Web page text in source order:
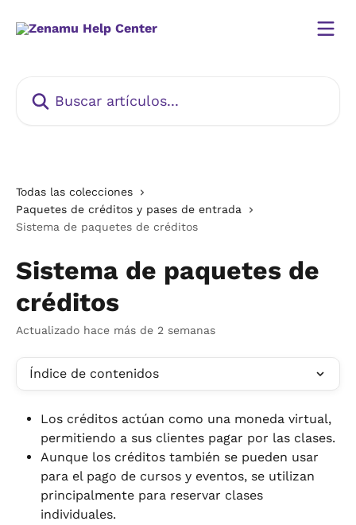
Todas las colecciones
Paquetes de créditos y pases de entrada
Sistema de paquetes de créditos
Sistema de paquetes de
créditos
Actualizado hace más de 2 semanas
Índice de contenidos
Los créditos actúan como una moneda virtual,
permitiendo a sus clientes pagar por las clases.
Aunque los créditos también se pueden usar
para el pago de cursos y eventos, se utilizan
principalmente para reservar clases
individuales.